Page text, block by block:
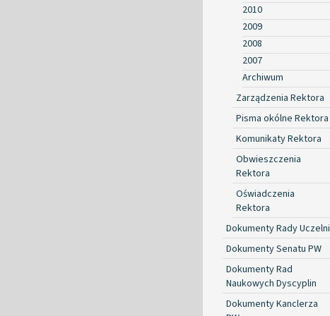
2010
2009
2008
2007
Archiwum
Zarządzenia Rektora
Pisma okólne Rektora
Komunikaty Rektora
Obwieszczenia
Rektora
Oświadczenia
Rektora
Dokumenty Rady Uczelni
Dokumenty Senatu PW
Dokumenty Rad
Naukowych Dyscyplin
Dokumenty Kanclerza